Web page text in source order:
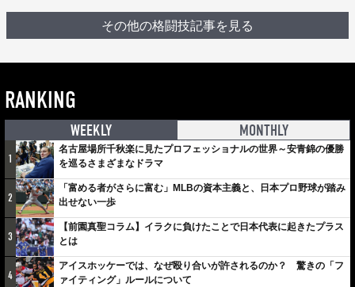
その他の格闘技記事を見る
RANKING
WEEKLY MONTHLY
1
名古屋場所千秋楽に見たプロフェッショナルの世界～安青錦の優勝
を巡るさまざまなドラマ
2
「富める者がさらに富む」MLBの資本主義と、日本プロ野球が踏み
出せない一歩
3
【前園真聖コラム】イラクに負けたことで日本代表に起きたプラス
とは
4
アイスホッケーでは、なぜ殴り合いが許されるのか？ 驚きの「フ
ァイティング」ルールについて